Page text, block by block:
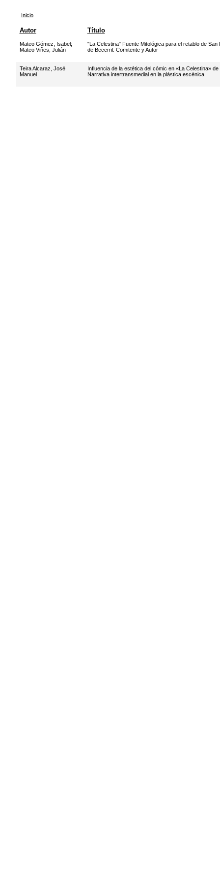
Inicio
Autor Título
Mateo Gómez, Isabel;
Mateo Viñes, Julián
"La Celestina" Fuente Mitológica para el retablo de San
de Becerril: Comitente y Autor
Teira Alcaraz, José
Manuel
Influencia de la estética del cómic en «La Celestina»
Narrativa intertransmedial en la plástica escénica